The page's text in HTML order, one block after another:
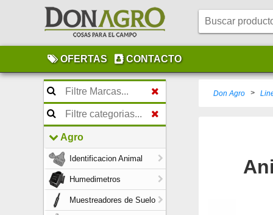
OFERTAS CONTACTO
Agro
Identificacion Animal
Humedimetros
Muestreadores de Suelo
Don Agro >